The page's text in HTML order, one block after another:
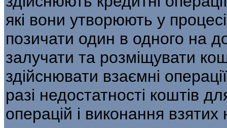
які вони утворюють у
позичати один в одного на
залучати та розміщувати
здійснювати взаємні
разі недостатності коштів
операцій і виконання